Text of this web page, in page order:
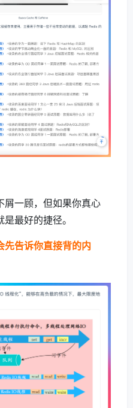
屑一顾，但如果你真心
最好的捷径。
先告诉你直接背的内